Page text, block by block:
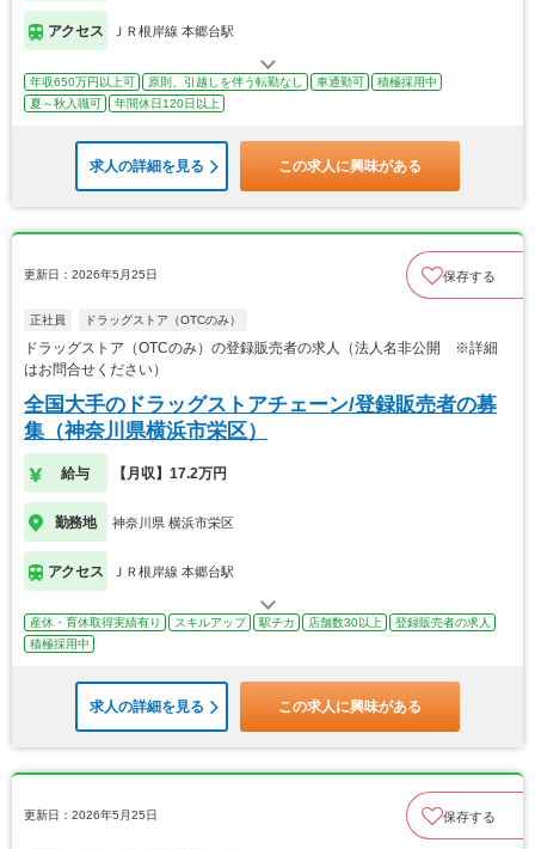
アクセス ＪＲ根岸線 本郷台駅
年収650万円以上可 原則、引越しを伴う転勤なし 車通勤可
積極採用中
夏～秋入職可
年間休日120日以上
求人の詳細を見る この求人に興味がある
更新日：2026年5月25日 保存する
正社員 ドラッグストア（OTCのみ）
ドラッグストア（OTCのみ）の登録販売者の求人（法人名非公開 ※詳細
はお問合せください）
全国大手のドラッグストアチェーン/登録販売者の募
集（神奈川県横浜市栄区）
給与 【月収】17.2万円
勤務地 神奈川県 横浜市栄区
アクセス ＪＲ根岸線 本郷台駅
産休・育休取得実績有り スキルアップ 駅チカ 店舗数30以上
登録販売者の求人
積極採用中
求人の詳細を見る この求人に興味がある
更新日：2026年5月25日 保存する